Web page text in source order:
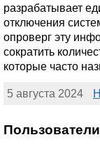
разрабатывает
отключения
опроверг эту
сократить
которые часто
5 августа 2024